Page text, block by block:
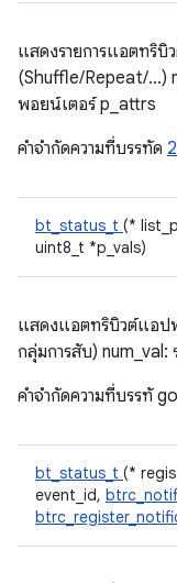
แสดงรายการแอตทริ
(Shuffle/Repeat/...)
พอยน์เตอร์ p_attrs
คําจํากัดความที่บรรทัด
bt_status_t (*
uint8_t *p_vals)
แสดงแอตทริบิวต์แอป
กลุ่มการสับ)
คําจํากัดความที่บรรทั
bt_status_t (*
event_id,